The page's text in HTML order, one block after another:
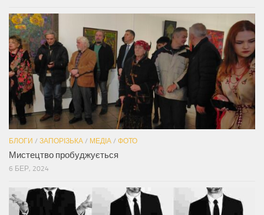
БЛОГИ / ЗАПОРІЗЬКА / МЕДІА / ФОТО
Мистецтво пробуджується
6 БЕР, 2024